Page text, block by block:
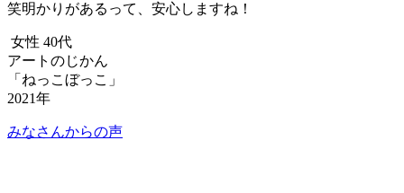
笑明かりがあるって、安心しますね！
女性 40代
アートのじかん
「ねっこぼっこ」
2021年
みなさんからの声